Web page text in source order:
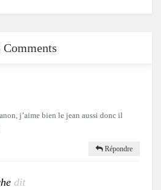
Comments
j’aime bien le jean aussi donc il
Répondre
dit